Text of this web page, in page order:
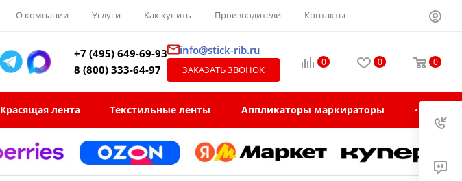
О компании Услуги Как купить Производители Контакты
+7 (495) 649-69-93
8 (800) 333-64-97
info@stick-rib.ru
ЗАКАЗАТЬ ЗВОНОК
0 0 0
Красящая лента Текстильные ленты Аппликаторы маркираторы